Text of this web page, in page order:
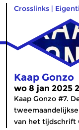
Crosslinks |
Kaap Gonzo
wo 8 jan 2025
Kaap Gonzo #7.
van het tijdschrift